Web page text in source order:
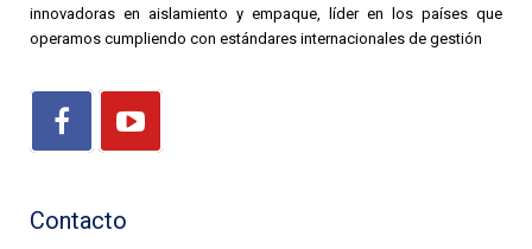
innovadoras en aislamiento y empaque, líder en los países que
operamos cumpliendo con estándares internacionales de gestión
Contacto